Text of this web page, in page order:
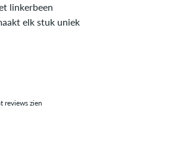
linkerbeen
elk stuk uniek
reviews zien